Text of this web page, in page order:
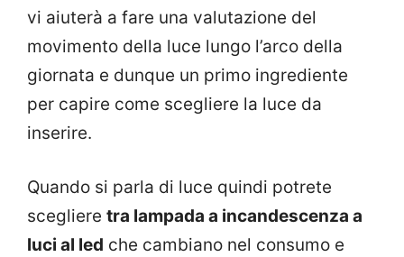
vi aiuterà a fare una valutazione del
movimento della luce lungo l’arco della
giornata e dunque un primo ingrediente
per capire come scegliere la luce da
inserire.
Quando si parla di luce quindi potrete
scegliere tra lampada a incandescenza a
luci al led che cambiano nel consumo e